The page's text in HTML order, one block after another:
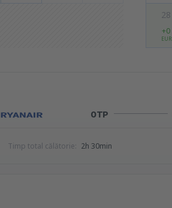
28
+0
EUR
OTP
Timp total călătorie: 2h 30min